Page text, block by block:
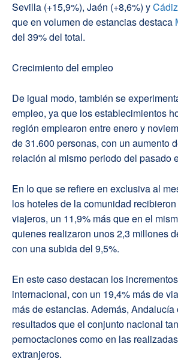
Sevilla (+15,9%), Jaén (+8,6%) yCádiz
que en volumen de estancias destaca
del 39% del total.
Crecimiento del empleo
De igual modo, también se
empleo, ya que los establecimientos
región emplearon entre enero y
de 31.600 personas, con un aumento
relación al mismo periodo del pasado
En lo que se refiere en exclusiva al
los hoteles de la comunidad
viajeros, un 11,9% más que en el
quienes realizaron unos 2,3 millones
con una subida del 9,5%.
En este caso destacan los
internacional, con un 19,4% más de
más de estancias. Además,
resultados que el conjunto nacional
pernoctaciones como en las
extranjeros.